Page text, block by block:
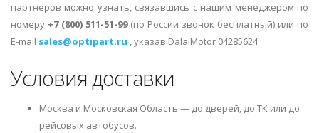
партнеров можно узнать, связавшись с нашим менеджером по
номеру +7 (800) 511-51-99(по России звонок бесплатный) или по
E-mail sales@optipart.ru , указав DalaiMotor 04285624
Условия доставки
Москва и Московская Область — до дверей, до ТК или до
рейсовых автобусов.